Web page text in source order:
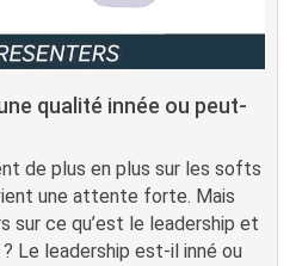
qualité innée ou peut-
de plus en plus sur les softs
une attente forte. Mais
sur ce qu’est le leadership et
Le leadership est-il inné ou